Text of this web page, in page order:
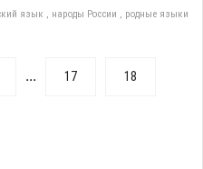
язык , народы России , родные языки
... 17 18